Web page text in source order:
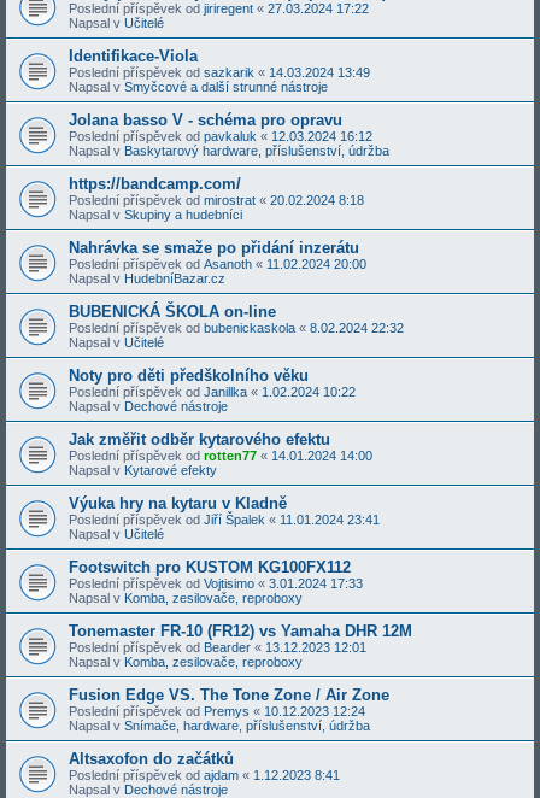
Poslední příspěvek od jiriregent « 27.03.2024 17:22
Napsal v Učitelé
Identifikace-Viola
Poslední příspěvek od sazkarik « 14.03.2024 13:49
Napsal v Smyčcové a další strunné nástroje
Jolana basso V - schéma pro opravu
Poslední příspěvek od pavkaluk « 12.03.2024 16:12
Napsal v Baskytarový hardware, příslušenství, údržba
https://bandcamp.com/
Poslední příspěvek od mirostrat « 20.02.2024 8:18
Napsal v Skupiny a hudebníci
Nahrávka se smaže po přidání inzerátu
Poslední příspěvek od Asanoth « 11.02.2024 20:00
Napsal v HudebníBazar.cz
BUBENICKÁ ŠKOLA on-line
Poslední příspěvek od bubenickaskola « 8.02.2024 22:32
Napsal v Učitelé
Noty pro děti předškolního věku
Poslední příspěvek od Janillka « 1.02.2024 10:22
Napsal v Dechové nástroje
Jak změřit odběr kytarového efektu
Poslední příspěvek od rotten77 « 14.01.2024 14:00
Napsal v Kytarové efekty
Výuka hry na kytaru v Kladně
Poslední příspěvek od Jiří Špalek « 11.01.2024 23:41
Napsal v Učitelé
Footswitch pro KUSTOM KG100FX112
Poslední příspěvek od Vojtisimo « 3.01.2024 17:33
Napsal v Komba, zesilovače, reproboxy
Tonemaster FR-10 (FR12) vs Yamaha DHR 12M
Poslední příspěvek od Bearder « 13.12.2023 12:01
Napsal v Komba, zesilovače, reproboxy
Fusion Edge VS. The Tone Zone / Air Zone
Poslední příspěvek od Premys « 10.12.2023 12:24
Napsal v Snímače, hardware, příslušenství, údržba
Altsaxofon do začátků
Poslední příspěvek od ajdam « 1.12.2023 8:41
Napsal v Dechové nástroje